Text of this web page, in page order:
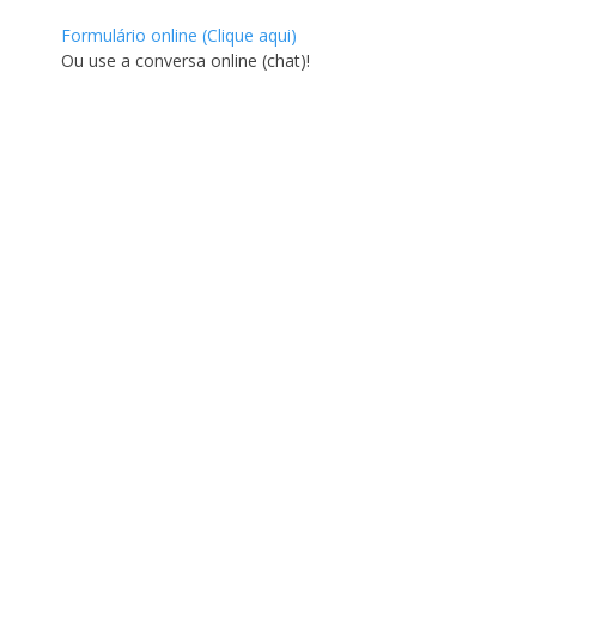
Formulário online (Clique aqui)
Ou use a conversa online (chat)!